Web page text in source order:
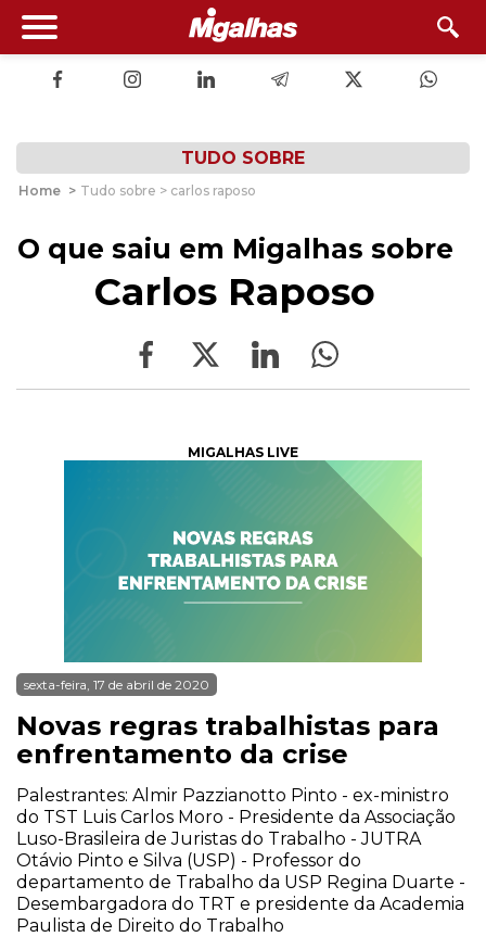
TUDO SOBRE
Home > Tudo sobre > carlos raposo
O que saiu em Migalhas sobre
Carlos Raposo
MIGALHAS LIVE
sexta-feira, 17 de abril de 2020
Novas regras trabalhistas para
enfrentamento da crise
Palestrantes: Almir Pazzianotto Pinto - ex-ministro
do TST Luis Carlos Moro - Presidente da Associação
Luso-Brasileira de Juristas do Trabalho - JUTRA
Otávio Pinto e Silva (USP) - Professor do
departamento de Trabalho da USP Regina Duarte -
Desembargadora do TRT e presidente da Academia
Paulista de Direito do Trabalho